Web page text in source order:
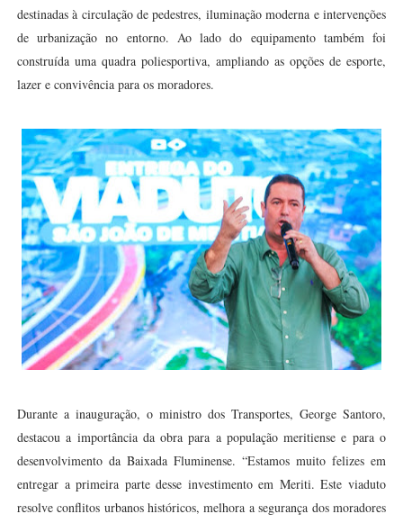
destinadas à circulação de pedestres, iluminação moderna e intervenções
de urbanização no entorno. Ao lado do equipamento também foi
construída uma quadra poliesportiva, ampliando as opções de esporte,
lazer e convivência para os moradores.
Durante a inauguração, o ministro dos Transportes, George Santoro,
destacou a importância da obra para a população meritiense e para o
desenvolvimento da Baixada Fluminense. “Estamos muito felizes em
entregar a primeira parte desse investimento em Meriti. Este viaduto
resolve conflitos urbanos históricos, melhora a segurança dos moradores